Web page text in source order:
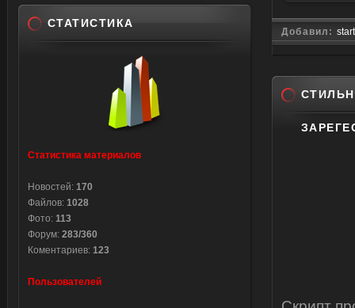
Добавил:
СТАТИСТИКА
Статистика материалов
Новостей: 170
Файлов: 1028
Фото: 113
Форум: 283/360
Коментариев: 123
Пользователей